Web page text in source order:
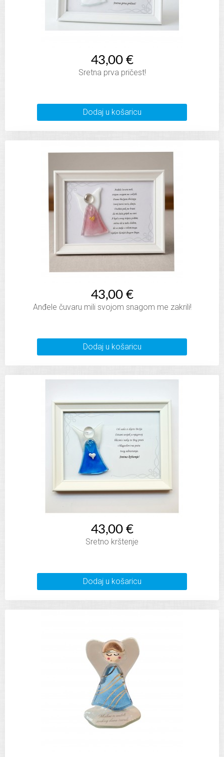
43,00 €
Sretna prva pričest!
Dodaj u košaricu
43,00 €
Anđele čuvaru mili svojom snagom me zakrili!
Dodaj u košaricu
43,00 €
Sretno krštenje
Dodaj u košaricu